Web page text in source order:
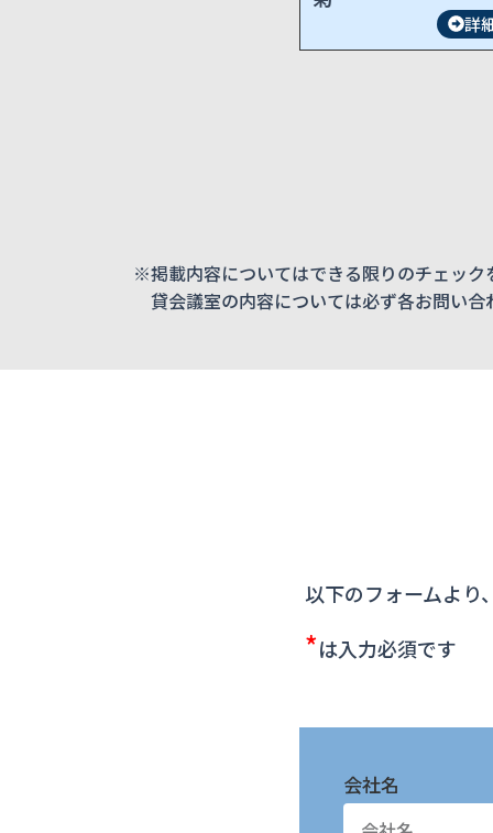
詳
※掲載内容についてはできる限りのチェッ
貸会議室の内容については必ず各お問い合
以下のフォームより
*は入力必須です
会社名